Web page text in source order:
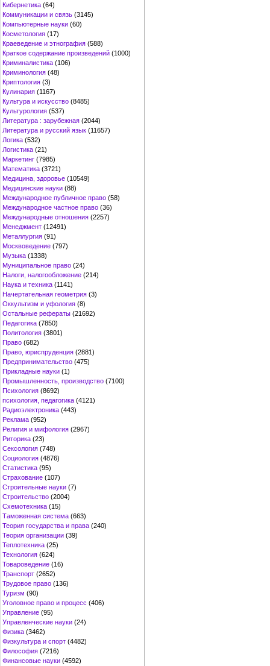
Кибернетика (64)
Коммуникации и связь (3145)
Компьютерные науки (60)
Косметология (17)
Краеведение и этнография (588)
Краткое содержание произведений (1000)
Криминалистика (106)
Криминология (48)
Криптология (3)
Кулинария (1167)
Культура и искусство (8485)
Культурология (537)
Литература : зарубежная (2044)
Литература и русский язык (11657)
Логика (532)
Логистика (21)
Маркетинг (7985)
Математика (3721)
Медицина, здоровье (10549)
Медицинские науки (88)
Международное публичное право (58)
Международное частное право (36)
Международные отношения (2257)
Менеджмент (12491)
Металлургия (91)
Москвоведение (797)
Музыка (1338)
Муниципальное право (24)
Налоги, налогообложение (214)
Наука и техника (1141)
Начертательная геометрия (3)
Оккультизм и уфология (8)
Остальные рефераты (21692)
Педагогика (7850)
Политология (3801)
Право (682)
Право, юриспруденция (2881)
Предпринимательство (475)
Прикладные науки (1)
Промышленность, производство (7100)
Психология (8692)
психология, педагогика (4121)
Радиоэлектроника (443)
Реклама (952)
Религия и мифология (2967)
Риторика (23)
Сексология (748)
Социология (4876)
Статистика (95)
Страхование (107)
Строительные науки (7)
Строительство (2004)
Схемотехника (15)
Таможенная система (663)
Теория государства и права (240)
Теория организации (39)
Теплотехника (25)
Технология (624)
Товароведение (16)
Транспорт (2652)
Трудовое право (136)
Туризм (90)
Уголовное право и процесс (406)
Управление (95)
Управленческие науки (24)
Физика (3462)
Физкультура и спорт (4482)
Философия (7216)
Финансовые науки (4592)